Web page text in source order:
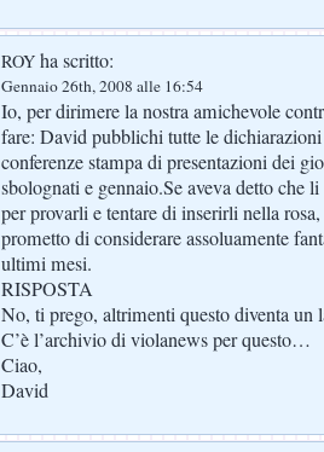
ROY ha scritto:
Gennaio 26th, 2008 alle 16:54
Io, per dirimere la nostra amichevole
fare: David pubblichi tutte le
conferenze stampa di presentazioni dei
sbolognati e gennaio.Se aveva detto che
per provarli e tentare di inserirli nella
prometto di considerare assoluamente
ultimi mesi.
RISPOSTA
No, ti prego, altrimenti questo diventa un
C’è l’archivio di violanews per questo…
Ciao,
David